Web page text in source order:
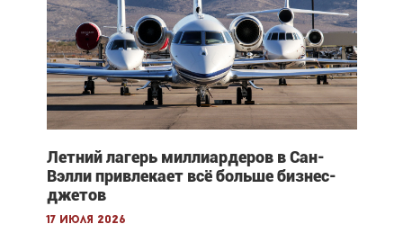
Летний лагерь миллиардеров в Сан-
Вэлли привлекает всё больше бизнес-
джетов
17 июля 2026